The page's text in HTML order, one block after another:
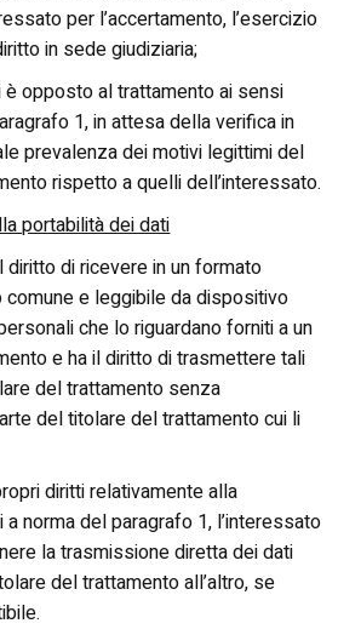
per l’accertamento, l’esercizio
in sede giudiziaria;
è opposto al trattamento ai sensi
1, in attesa della verifica in
prevalenza dei motivi legittimi del
rispetto a quelli dell’interessato.
portabilità dei dati
diritto di ricevere in un formato
comune e leggibile da dispositivo
che lo riguardano forniti a un
e ha il diritto di trasmettere tali
del trattamento senza
del titolare del trattamento cui li
diritti relativamente alla
norma del paragrafo 1, l’interessato
la trasmissione diretta dei dati
del trattamento all’altro, se